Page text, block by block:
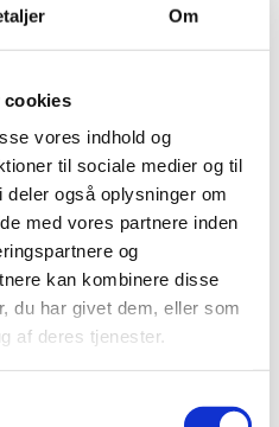
Om
cookies
vores indhold og
til sociale medier og til
også oplysninger om
med vores partnere inden
og
kan kombinere disse
du har givet dem, eller som
af deres tjenester.
hvert 1-2 år